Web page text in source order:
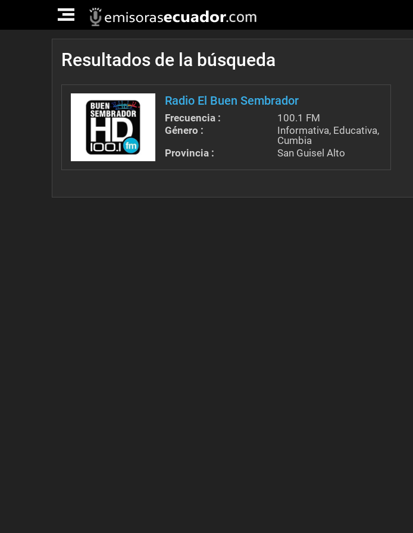
TOGGLE
NAVIGATION
Resultados de la búsqueda
Radio El Buen Sembrador
Frecuencia :
100.1 FM
Género :
Informativa, Educativa,
Cumbia
Provincia :
San Guisel Alto